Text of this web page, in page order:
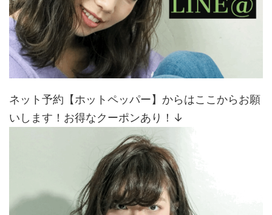
ネット予約【ホットペッパー】からはここからお願
いします！お得なクーポンあり！↓